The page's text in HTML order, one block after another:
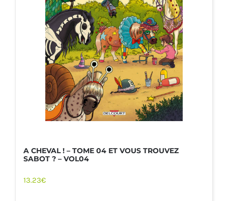
A CHEVAL ! – TOME 04 ET VOUS TROUVEZ
SABOT ? – VOL04
13.23€